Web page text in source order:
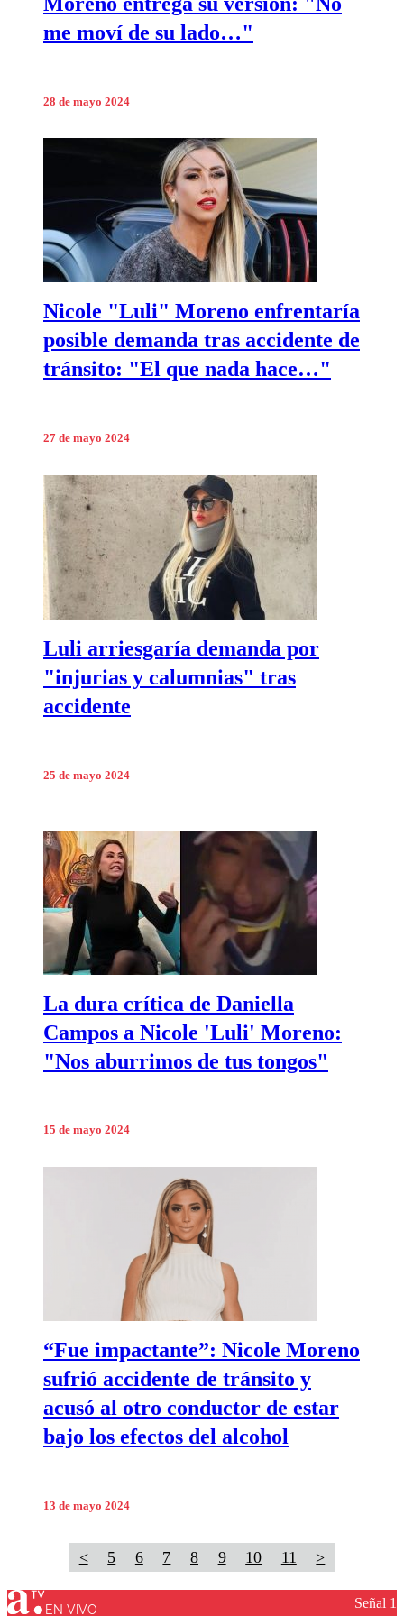
me moví de su lado…"
28 de mayo 2024
Nicole "Luli" Moreno enfrentaría
posible demanda tras accidente de
tránsito: "El que nada hace…"
27 de mayo 2024
Luli arriesgaría demanda por
"injurias y calumnias" tras
accidente
25 de mayo 2024
La dura crítica de Daniella
Campos a Nicole 'Luli' Moreno:
"Nos aburrimos de tus tongos"
15 de mayo 2024
“Fue impactante”: Nicole Moreno
sufrió accidente de tránsito y
acusó al otro conductor de estar
bajo los efectos del alcohol
13 de mayo 2024
< 5 6 7 8 9 10 11 >
EN VIVO Señal 1